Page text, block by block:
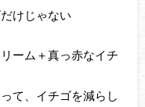
けじゃない
ーム＋真っ赤なイチ
て、イチゴを減らし